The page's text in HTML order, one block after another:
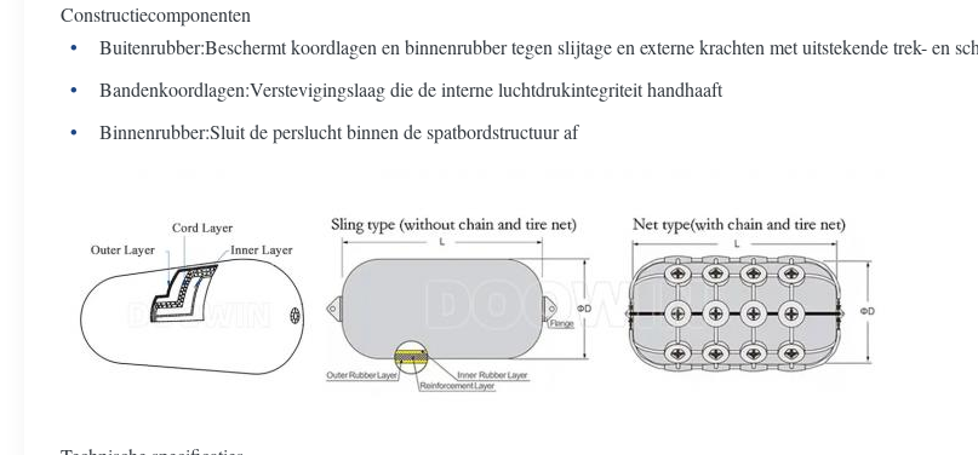
Constructiecomponenten
Buitenrubber:Beschermt koordlagen en binnenrubber tegen slijtage en externe krachten met uitstekende trek- en
Bandenkoordlagen:Verstevigingslaag die de interne luchtdrukintegriteit handhaaft
Binnenrubber:Sluit de perslucht binnen de spatbordstructuur af